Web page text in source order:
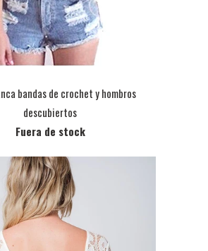
bandas de crochet y hombros
descubiertos
Fuera de stock